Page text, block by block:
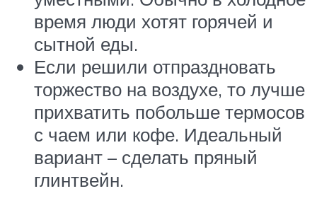
время люди хотят горячей и
сытной еды.
Если решили отпраздновать
торжество на воздухе, то лучше
прихватить побольше термосов
с чаем или кофе. Идеальный
вариант – сделать пряный
глинтвейн.